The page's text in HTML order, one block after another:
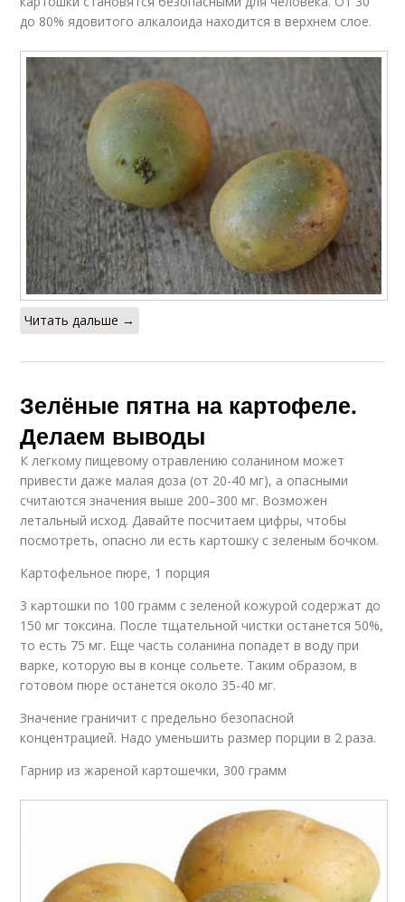
до 80% ядовитого алкалоида находится в верхнем слое.
Читать дальше →
Зелёные пятна на картофеле.
Делаем выводы
К легкому пищевому отравлению соланином может
привести даже малая доза (от 20-40 мг), а опасными
считаются значения выше 200–300 мг. Возможен
летальный исход. Давайте посчитаем цифры, чтобы
посмотреть, опасно ли есть картошку с зеленым бочком.
Картофельное пюре, 1 порция
3 картошки по 100 грамм с зеленой кожурой содержат до
150 мг токсина. После тщательной чистки останется 50%,
то есть 75 мг. Еще часть соланина попадет в воду при
варке, которую вы в конце сольете. Таким образом, в
готовом пюре останется около 35-40 мг.
Значение граничит с предельно безопасной
концентрацией. Надо уменьшить размер порции в 2 раза.
Гарнир из жареной картошечки, 300 грамм